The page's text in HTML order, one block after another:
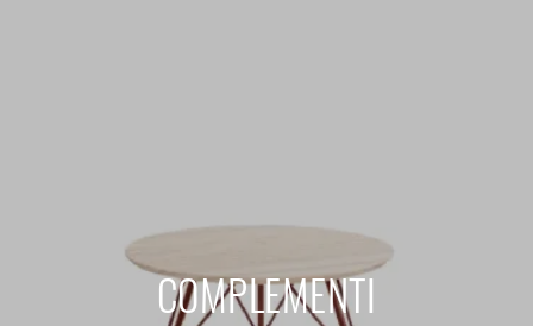
COMPLEMENTI